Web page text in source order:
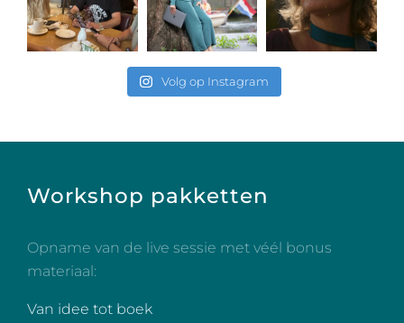
Volg op Instagram
Workshop pakketten
Opname van de live sessie met véél bonus
materiaal:
Van idee tot boek